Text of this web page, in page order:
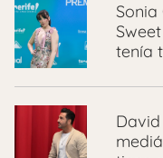
Sonia
tenía